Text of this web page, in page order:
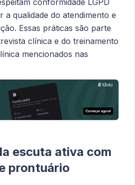
a qualidade do atendimento e
Essas práticas são parte
clínica e do treinamento
mencionados nas
escuta ativa com
prontuário